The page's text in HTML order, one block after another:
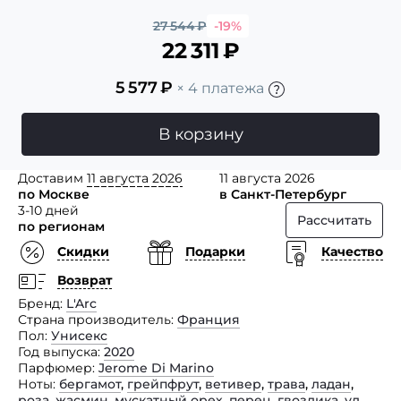
27 544₽ -19%
22 311₽
5 577₽ × 4 платежа
В корзину
Доставим 11 августа 2026
по Москве
11 августа 2026
в Санкт-Петербург
3-10 дней
по регионам
Рассчитать
Скидки
Подарки
Качество
Возврат
Бренд L'Arc
Страна производитель Франция
Пол Унисекс
Год выпуска 2020
Парфюмер Jerome Di Marino
Ноты бергамот, грейпфрут, ветивер, трава, ладан,